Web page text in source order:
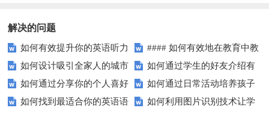
解决的问题
如何有效提升你的英语听力
理解能力？试试这些技巧！
#### 如何有效地在教育中教
授日常对话？
如何设计吸引全家人的城市
公园？
如何通过学生的好友介绍有
效推广在线教育课程？
如何通过分享你的个人喜好
来吸引更多读者？
如何通过日常活动培养孩子
的全面发展？
如何找到最适合你的英语语
如何利用图片识别技术让学